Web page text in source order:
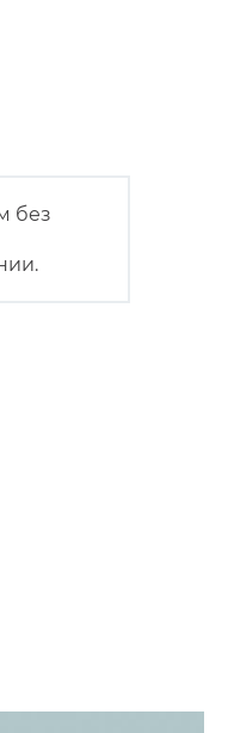
без